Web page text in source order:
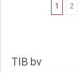
1 2
TIB bv